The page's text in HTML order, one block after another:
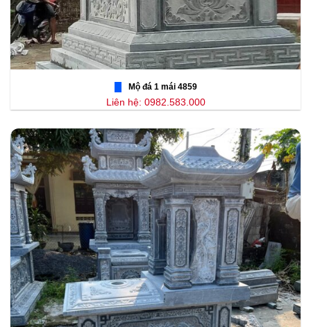
Mộ đá 1 mái 4859
Liên hệ: 0982.583.000